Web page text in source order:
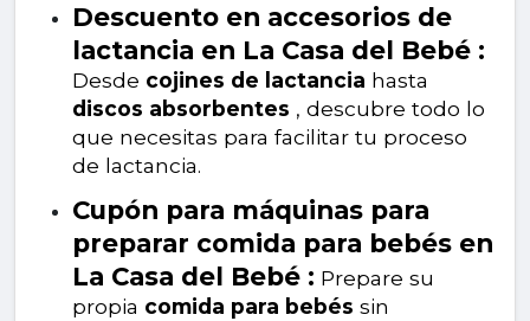
Descuento en accesorios de
lactancia en La Casa del Bebé :
Desde cojines de lactancia hasta
discos absorbentes , descubre todo lo
que necesitas para facilitar tu proceso
de lactancia.
Cupón para máquinas para
preparar comida para bebés en
La Casa del Bebé : Prepare su
propia comida para bebés sin